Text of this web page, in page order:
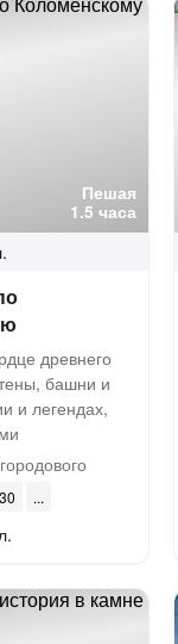
Пешая
1.5 часа
древнего
башни и
и легендах,